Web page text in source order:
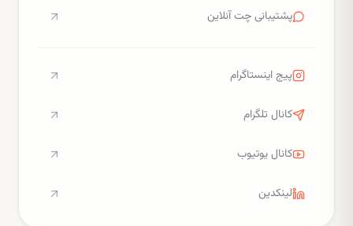
پشتیبانی چت آنلاین
پیج اینستاگرام
کانال تلگرام
کانال یوتیوب
لینکدین